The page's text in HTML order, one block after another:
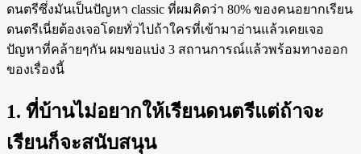
ดนตรีซึ่งมันเป็นปัญหา classic ที่ผมคิดว่า 80% ของคนอยากเรียน
ดนตรีเนี่ยต้องเจอโดยทั่วไปถ้าใครที่เข้ามาอ่านแล้วเคยเจอ
ปัญหาที่คล้ายๆกัน ผมขอแบ่ง 3 สถานการณ์แล้วพร้อมทางออก
ของเรื่องนี้
1. ที่บ้านไม่อยากให้เรียนดนตรีแต่ถ้าจะ
เรียนก็จะสนับสนุน